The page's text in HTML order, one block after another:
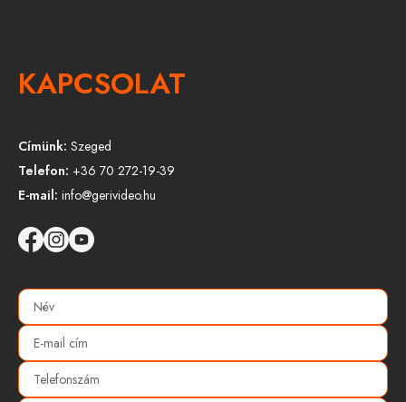
KAPCSOLAT
Címünk: Szeged
Telefon: +36 70 272-19-39
E-mail: info@gerivideo.hu